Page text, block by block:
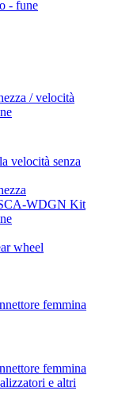
- fune
/ velocità
velocità senza
WDGN Kit
wheel
femmina
femmina
e altri